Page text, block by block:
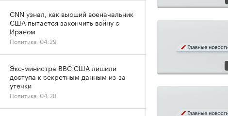
CNN узнал, как высший военачальник
США пытается закончить войну с
Ираном
Политика, 04:29
Экс-министра ВВС США лишили
доступа к секретным данным из-за
утечки
Политика, 04:28